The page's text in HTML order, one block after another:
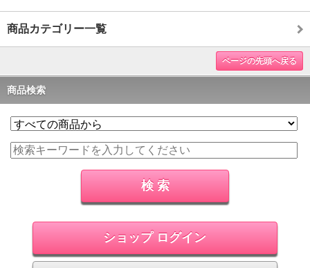
商品カテゴリー一覧
ページの先頭へ戻る
商品検索
ショップ ログイン